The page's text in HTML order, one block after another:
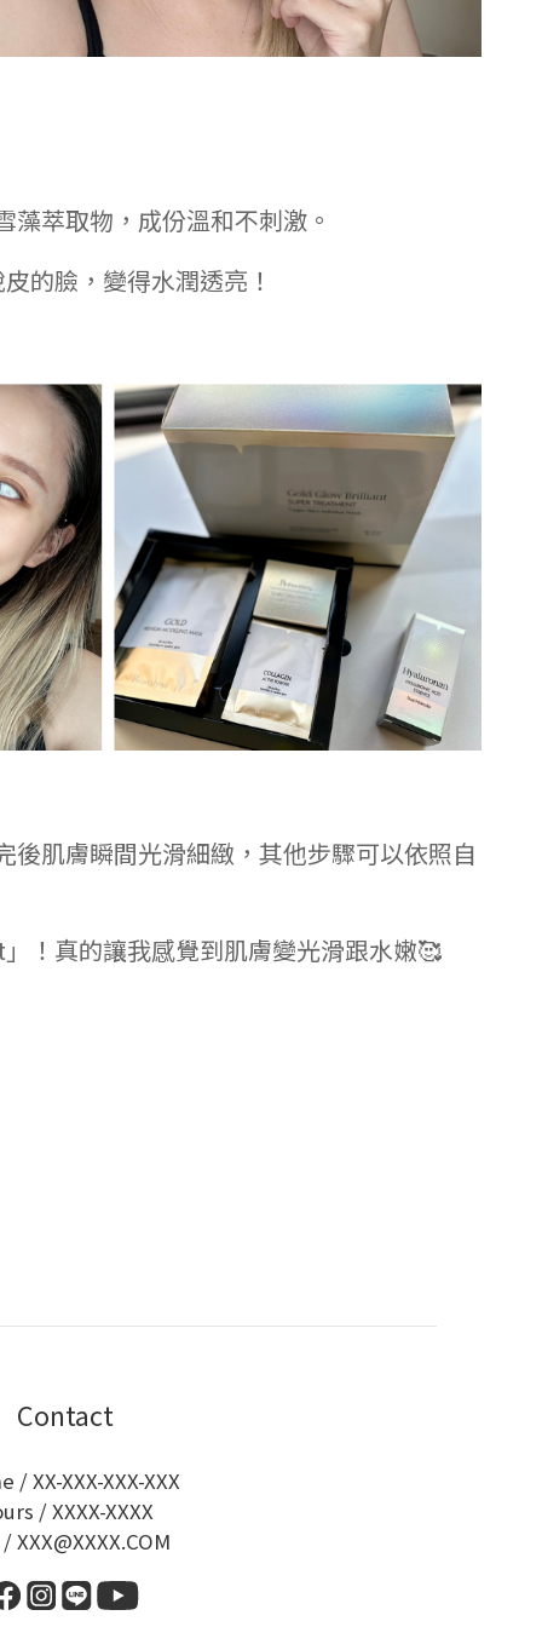
萃取物，成份溫和不刺激。
的臉，變得水潤透亮！
後肌膚瞬間光滑細緻，其他步驟可以依照自
！真的讓我感覺到肌膚變光滑跟水嫩🥰
Contact
/ XX-XXX-XXX-XXX
/ XXXX-XXXX
XXX@XXXX.COM